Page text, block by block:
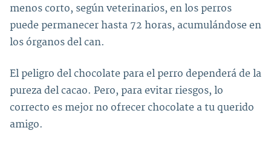
menos corto, según veterinarios, en los perros
puede permanecer hasta 72 horas, acumulándose en
los órganos del can.
El peligro del chocolate para el perro dependerá de la
pureza del cacao. Pero, para evitar riesgos, lo
correcto es mejor no ofrecer chocolate a tu querido
amigo.